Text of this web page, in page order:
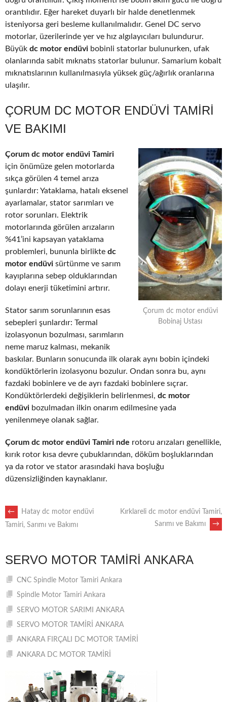
orantılıdır. Eğer hareket duyarlı bir halde denetlenmek
isteniyorsa geri besleme kullanılmalıdır. Genel DC servo
motorlar, üzerilerinde yer ve hız algılayıcıları bulundurur.
Büyük dc motor endüvi bobinli statorlar bulunurken, ufak
olanlarında sabit mıknatıs statorlar bulunur. Samarium kobalt
mıknatıslarının kullanılmasıyla yüksek güç/ağırlık oranlarına
ulaşılır.
ÇORUM DC MOTOR ENDÜVI TAMIRI
VE BAKIMI
Çorum dc motor endüvi
Bobinaj Ustası
Çorum dc motor endüvi Tamiri
için önümüze gelen motorlarda
sıkça görülen 4 temel arıza
şunlardır: Yataklama, hatalı eksenel
ayarlamalar, stator sarımları ve
rotor sorunları. Elektrik
motorlarında görülen arızaların
%41’ini kapsayan yataklama
problemleri, bununla birlikte dc
motor endüvi sürtünme ve sarım
kayıplarına sebep olduklarından
dolayı enerji tüketimini artırır.
Stator sarım sorunlarının esas
sebepleri şunlardır: Termal
izolasyonun bozulması, sarımların
neme maruz kalması, mekanik
baskılar. Bunların sonucunda ilk olarak aynı bobin içindeki
kondüktörlerin izolasyonu bozulur. Ondan sonra bu, aynı
fazdaki bobinlere ve de ayrı fazdaki bobinlere sıçrar.
Kondüktörlerdeki değişiklerin belirlenmesi, dc motor
endüvi bozulmadan ilkin onarım edilmesine yada
yenilenmeye olanak sağlar.
Çorum dc motor endüvi Tamiri nde rotoru arızaları genellikle,
kırık rotor kısa devre çubuklarından, döküm boşluklarından
ya da rotor ve stator arasındaki hava boşluğu
düzensizliğinden kaynaklanır.
POST
←
Hatay dc motor endüvi
Tamiri, Sarımı ve Bakımı
Kırklareli dc motor endüvi Tamiri,
Sarımı ve Bakımı
→
SERVO MOTOR TAMIRI ANKARA
CNC Spindle Motor Tamiri Ankara
Spindle Motor Tamiri Ankara
SERVO MOTOR SARIMI ANKARA
SERVO MOTOR TAMİRİ ANKARA
ANKARA FIRÇALI DC MOTOR TAMİRİ
ANKARA DC MOTOR TAMİRİ